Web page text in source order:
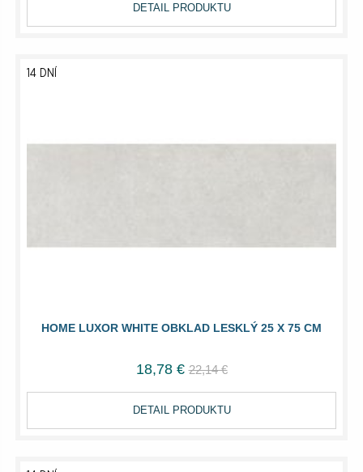
DETAIL PRODUKTU
HOME LUXOR WHITE OBKLAD LESKLÝ 25 X 75 CM
14 DNÍ
18,78 € 22,14 €
DETAIL PRODUKTU